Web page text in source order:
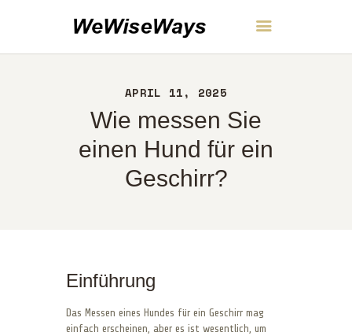
APRIL 11, 2025
Wie messen Sie
einen Hund für ein
Geschirr?
WeWiseWays
ÜBER UNS
KONTAKT
RICHTLINIEN
DEUTSCH
Einführung
Das Messen eines Hundes für ein Geschirr mag
einfach erscheinen, aber es ist wesentlich, um